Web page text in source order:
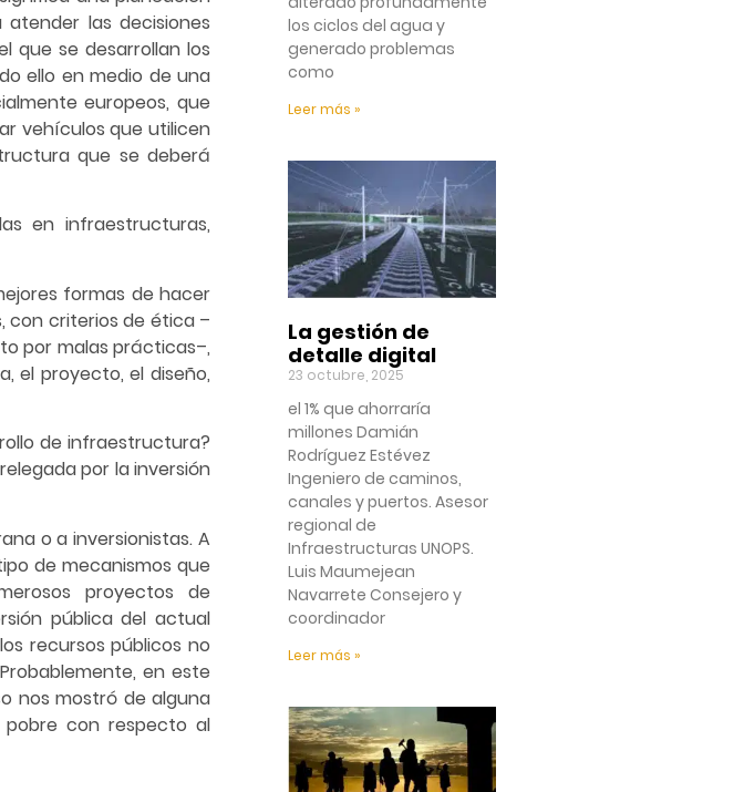
las decisiones
que se desarrollan los
ello en medio de una
europeos, que
vehículos que utilicen
que se deberá
en infraestructuras,
formas de hacer
con criterios de ética –
por malas prácticas–,
el proyecto, el diseño,
de infraestructura?
por la inversión
o a inversionistas. A
de mecanismos que
proyectos de
pública del actual
recursos públicos no
en este
nos mostró de alguna
con respecto al
los ciclos del agua y
generado problemas
como
Leer más »
La gestión de
detalle digital
23 octubre, 2025
el 1% que ahorraría
millones Damián
Rodríguez Estévez
Ingeniero de caminos,
canales y puertos. Asesor
regional de
Infraestructuras UNOPS.
Luis Maumejean
Navarrete Consejero y
coordinador
Leer más »